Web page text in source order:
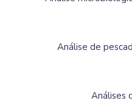
Análise de
Análises